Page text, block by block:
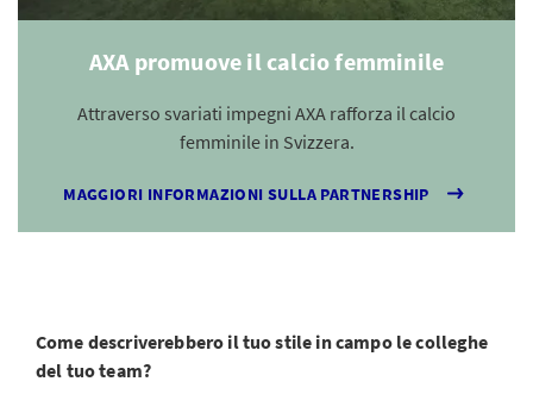
AXA promuove il calcio femminile
Attraverso svariati impegni AXA rafforza il calcio
femminile in Svizzera.
MAGGIORI INFORMAZIONI SULLA PARTNERSHIP
Come descriverebbero il tuo stile in campo le colleghe
del tuo team?